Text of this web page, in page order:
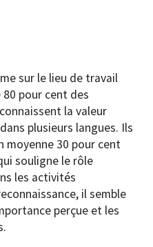
sur le lieu de travail
pour cent des
la valeur
plusieurs langues. Ils
moyenne 30 pour cent
souligne le rôle
les activités
il semble
perçue et les